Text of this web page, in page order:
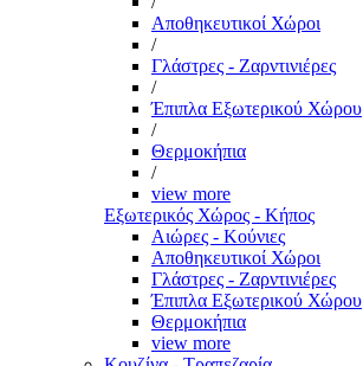
Αποθηκευτικοί Χώροι
/
Γλάστρες - Ζαρντινιέρες
/
Έπιπλα Εξωτερικού Χώρου
/
Θερμοκήπια
/
view more
Εξωτερικός Χώρος - Κήπος
Αιώρες - Κούνιες
Αποθηκευτικοί Χώροι
Γλάστρες - Ζαρντινιέρες
Έπιπλα Εξωτερικού Χώρου
Θερμοκήπια
view more